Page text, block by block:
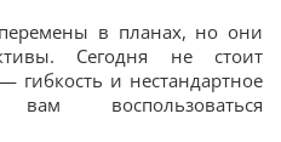
в планах, но они
Сегодня не стоит
гибкость и нестандартное
воспользоваться